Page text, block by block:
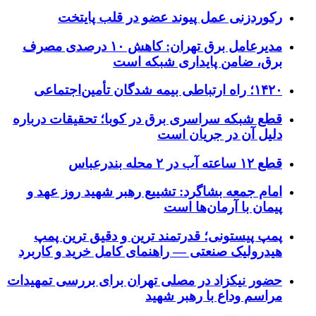
رکوردزنی عمل پیوند عضو در قلب پایتخت
مدیرعامل برق تهران: کاهش ۱۰ درصدی مصرف
برق، ضامن پایداری شبکه است
۱۴۲۰؛ راه ارتباطی بیمه شدگان تأمین‌اجتماعی
قطع شبکه سراسری برق در کوبا؛ تحقیقات درباره
دلیل آن در جریان است
قطع ۱۲ ساعته آب در ۲ محله بندرعباس
امام جمعه بشاگرد: تشییع رهبر شهید روز عهد و
پیمان با آرمان‌ها است
پمپ پیستونی؛ قدرتمند ترین و دقیق‌ ترین پمپ
هیدرولیک صنعتی — راهنمای کامل خرید و کاربرد
حضور نیکزاد در مصلی تهران برای بررسی تمهیدات
مراسم وداع با رهبر شهید